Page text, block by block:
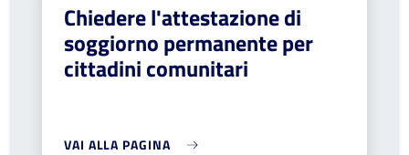
Chiedere l'attestazione di
soggiorno permanente per
cittadini comunitari
VAI ALLA PAGINA